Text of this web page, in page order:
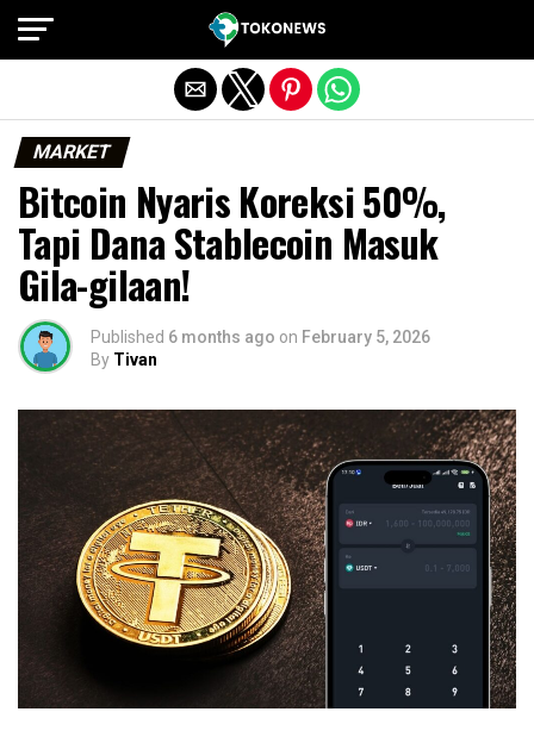
MARKET
Bitcoin Nyaris Koreksi 50%,
Tapi Dana Stablecoin Masuk
Gila-gilaan!
Published 6 months ago on February 5, 2026
By Tivan
Exit mobile version